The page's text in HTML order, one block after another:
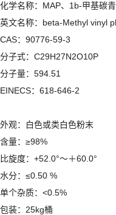
化学名称：MAP、1b-甲基碳
英文名称：beta-Methyl vinyl
CAS：90776-59-3
分子式：C29H27N2O10P
分子量：594.51
EINECS：618-646-2
外观：白色或类白色粉末
含量：≥98%
比旋度：+52.0°～＋60.0°
水分：≤0.50 %
单个杂质：<0.5%
包装：25kg桶